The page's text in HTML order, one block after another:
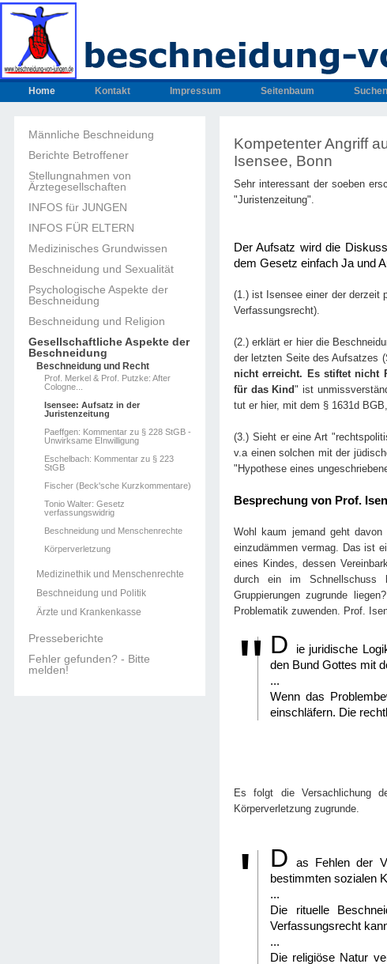
Home Kontakt Impressum Seitenbaum Suchen
Männliche Beschneidung
Berichte Betroffener
Stellungnahmen von
Ärztegesellschaften
INFOS für JUNGEN
INFOS FÜR ELTERN
Medizinisches Grundwissen
Beschneidung und Sexualität
Psychologische Aspekte der
Beschneidung
Beschneidung und Religion
Gesellschaftliche Aspekte der
Beschneidung
Beschneidung und Recht
Prof. Merkel & Prof. Putzke: After
Cologne...
Isensee: Aufsatz in der
Juristenzeitung
Paeffgen: Kommentar zu § 228 StGB -
Unwirksame EInwilligung
Eschelbach: Kommentar zu § 223
StGB
Fischer (Beck'sche Kurzkommentare)
Tonio Walter: Gesetz
verfassungswidrig
Beschneidung und Menschenrechte
Körperverletzung
Medizinethik und Menschenrechte
Beschneidung und Politik
Ärzte und Krankenkasse
Presseberichte
Fehler gefunden? - Bitte
melden!
Kompetenter Angriff
Isensee, Bonn
Sehr interessant der soeben
"Juristenzeitung".
Der Aufsatz wird die
dem Gesetz einfach Ja und
(1.) ist Isensee einer der derzeit
Verfassungsrecht).
(2.) erklärt er hier die
der letzten Seite des Aufsatzes
nicht erreicht. Es stiftet nicht
für das Kind" ist
tut er hier, mit dem § 1631d
(3.) Sieht er eine Art
v.a einen solchen mit der
"Hypothese eines
Besprechung von Prof.
Wohl kaum jemand geht
einzudämmen vermag. Das ist
eines Kindes, dessen
durch ein im Schnellschuss
Gruppierungen zugrunde
Problematik zuwenden. Prof.
D
ie juridische
den Bund Gottes mit
...
Wenn das
einschläfern. Die
Es folgt die Versachlichung
Körperverletzung zugrunde.
D
as Fehlen der
bestimmten sozialen
...
Die rituelle
Verfassungsrecht
...
Die religiöse Natur